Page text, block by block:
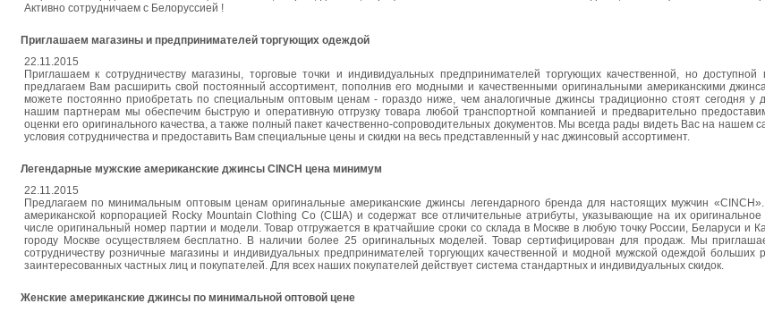
Активно сотрудничаем с Белоруссией !
Приглашаем магазины и предпринимателей торгующих одеждой
22.11.2015
Приглашаем к сотрудничеству магазины, торговые точки и индивидуальных предпринимателей торгующих качественной, но
предлагаем Вам расширить свой постоянный ассортимент, пополнив его модными и качественными оригинальными американскими
можете постоянно приобретать по специальным оптовым ценам - гораздо ниже, чем аналогичные джинсы традиционно стоят сегодня у
нашим партнерам мы обеспечим быструю и оперативную отгрузку товара любой транспортной компанией и предварительно
оценки его оригинального качества, а также полный пакет качественно-сопроводительных документов. Мы всегда рады видеть Вас на нашем
условия сотрудничества и предоставить Вам специальные цены и скидки на весь представленный у нас джинсовый ассортимент.
Легендарные мужские американские джинсы CINCH цена минимум
22.11.2015
Предлагаем по минимальным оптовым ценам оригинальные американские джинсы легендарного бренда для настоящих мужчин
американской корпорацией Rocky Mountain Clothing Co (США) и содержат все отличительные атрибуты, указывающие на их
числе оригинальный номер партии и модели. Товар отгружается в кратчайшие сроки со склада в Москве в любую точку России, Беларуси и
городу Москве осуществляем бесплатно. В наличии более 25 оригинальных моделей. Товар сертифицирован для продаж. Мы
сотрудничеству розничные магазины и индивидуальных предпринимателей торгующих качественной и модной мужской одеждой больших
заинтересованных частных лиц и покупателей. Для всех наших покупателей действует система стандартных и индивидуальных скидок.
Женские американские джинсы по минимальной оптовой цене